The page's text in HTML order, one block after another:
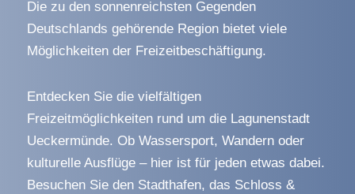
Die zu den sonnenreichsten Gegenden
Deutschlands gehörende Region bietet viele
Möglichkeiten der Freizeitbeschäftigung.
Entdecken Sie die vielfältigen
Freizeitmöglichkeiten rund um die Lagunenstadt
Ueckermünde. Ob Wassersport, Wandern oder
kulturelle Ausflüge – hier ist für jeden etwas dabei.
Besuchen Sie den Stadthafen, das Schloss &